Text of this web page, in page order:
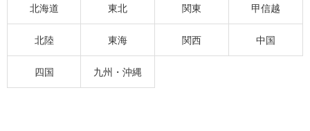
北海道 東北 関東 甲信越
北陸 東海 関西 中国
四国 九州・沖縄